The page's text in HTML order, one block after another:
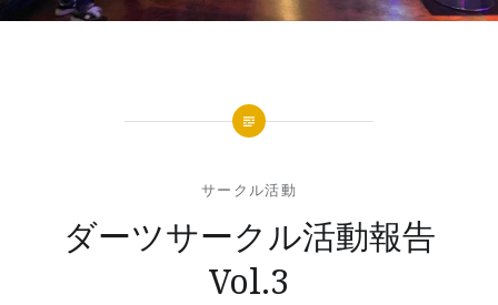
サークル活動
ダーツサークル活動報告
Vol.3